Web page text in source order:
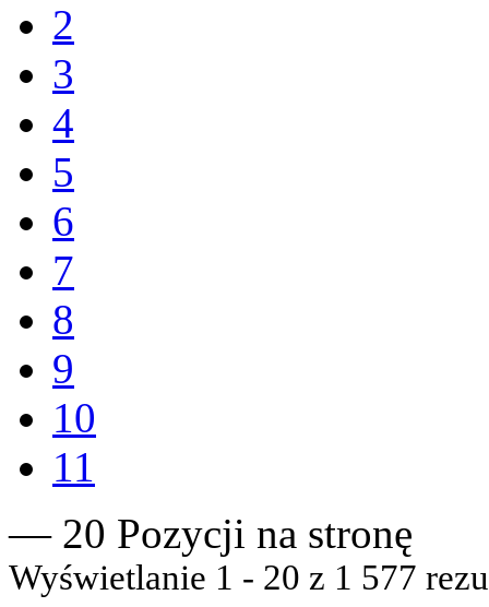
2
3
4
5
6
7
8
9
10
11
— 20 Pozycji na stronę
Wyświetlanie 1 - 20 z 1 577